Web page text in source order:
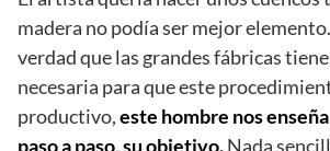
madera no podía ser mejor
verdad que las grandes fábricas
necesaria para que este
productivo,este hombre nos
paso a paso, su objetivo.Nada